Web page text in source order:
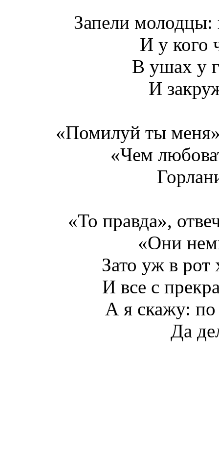
Запели молодцы:
И у кого
В ушах у
И
«Помилуй ты
«Чем
«То правда»,
«Они
Зато уж в рот
И все с
А я скажу:
Да